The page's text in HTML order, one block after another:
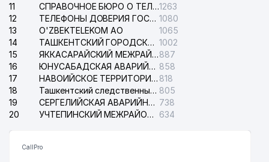
11
СПРАВОЧНОЕ БЮРО О ТЕЛЕФОНАХ ОРГАНИЗАЦИЙ г. ТАШКЕНТА1263
12
ТЕЛЕФОНЫ ДОВЕРИЯ ГОСУДАРСТВЕННОГО ЦЕНТРА ТЕСТИРОВАНИЯ 1080
13
O'ZBEKTELEKOM АО
1065
14
ТАШКЕНТСКИЙ ГОРОДСКОЙ СУД ПО ГРАЖДАНСКИМ ДЕЛАМ 1002
15
ЯККАСАРАЙСКИЙ МЕЖРАЙОННЫЙ СУД ПО ГРАЖДАНСКИМ ДЕЛАМ887
16
ЮНУСАБАДСКАЯ АВАРИЙНАЯ СЛУЖБА ЭЛЕКТРОСЕТИ 858
17
НАВОИЙСКОЕ ТЕРРИТОРИАЛЬНОЕ ПРЕДПРИЯТИЕ ЭЛЕКТРОСЕТИ АО 818
18
Ташкентский следственный изолятор 805
19
СЕРГЕЛИЙСКАЯ АВАРИЙНАЯ СЛУЖБА ЭЛЕКТРОСЕТИ 738
20
УЧТЕПИНСКИЙ МЕЖРАЙОННЫЙ СУД ПО ГРАЖДАНСКИМ ДЕЛАМ 634
CallPro